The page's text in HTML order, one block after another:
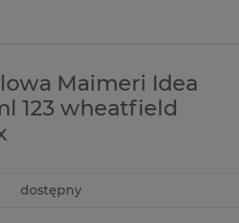
Maimeri Idea
123 wheatfield
dostępny